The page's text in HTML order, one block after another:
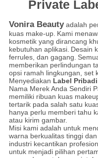
Private
Vonira Beautyadalah
kuas make-up. Kami
kosmetik yang dirancang
kebutuhan aplikasi. Desain
ferrules, dan gagang.
memberikan perlindungan
opsi ramah lingkungan, set
Menyediakan Label Pribadi
Nama Merek Anda Sendiri
memiliki ribuan kuas
tertarik pada salah satu
hanya perlu memberi tahu
atau kirim gambar.
Misi kami adalah untuk
warna berkualitas tinggi
industri kecantikan
untuk menjadi pilihan